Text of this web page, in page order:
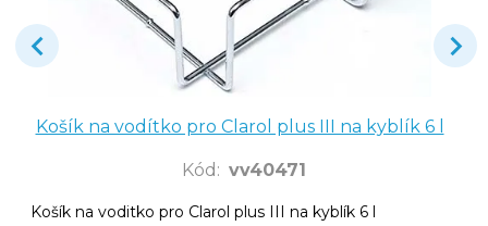
Košík na vodítko pro Clarol plus III na kyblík 6 l
Kód : vv40471
Košík na voditko pro Clarol plus III na kyblík 6 l